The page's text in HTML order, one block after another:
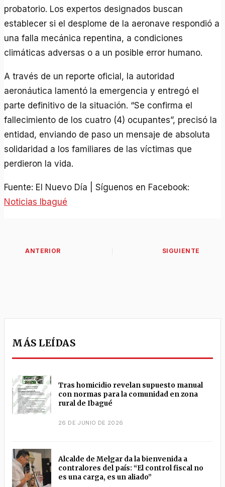
probatorio. Los expertos designados buscan
establecer si el desplome de la aeronave respondió a
una falla mecánica repentina, a condiciones
climáticas adversas o a un posible error humano.
A través de un reporte oficial, la autoridad
aeronáutica lamentó la emergencia y entregó el
parte definitivo de la situación. “Se confirma el
fallecimiento de los cuatro (4) ocupantes”, precisó la
entidad, enviando de paso un mensaje de absoluta
solidaridad a los familiares de las víctimas que
perdieron la vida.
Fuente: El Nuevo Día | Síguenos en Facebook:
Noticias Ibagué
MÁS LEÍDAS
Tras homicidio revelan supuesto manual
con normas para la comunidad en zona
rural de Ibagué
26 DE JUNIO DE 2026
Alcalde de Melgar da la bienvenida a
contralores del país: “El control fiscal no
es una carga, es un aliado”